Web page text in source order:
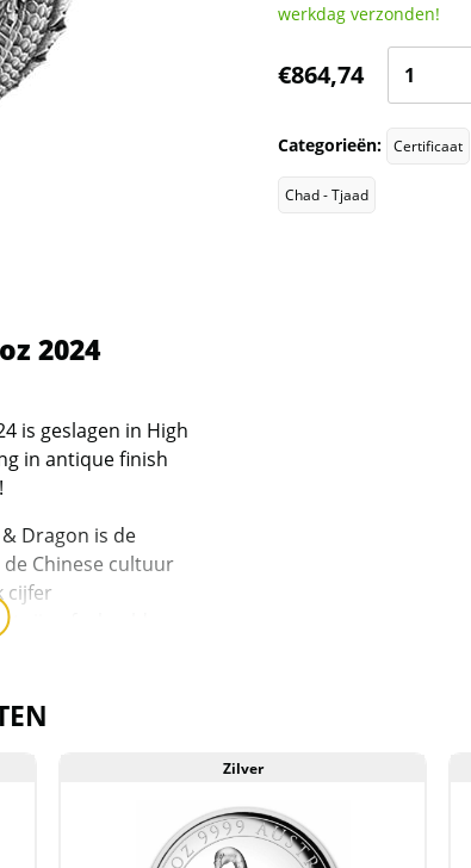
2024
is geslagen in High
in antique finish
Dragon is de
de Chinese cultuur
cijfer
zijn afgebeeld
met een
werkdag verzonden!
€864,74
Dragon
Dragon
Categorieën: Certificaat
Chad - Tjaad
Zilver